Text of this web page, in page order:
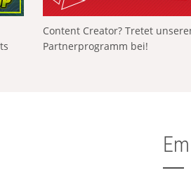
Content Creator? Tretet
Partnerprogramm bei!